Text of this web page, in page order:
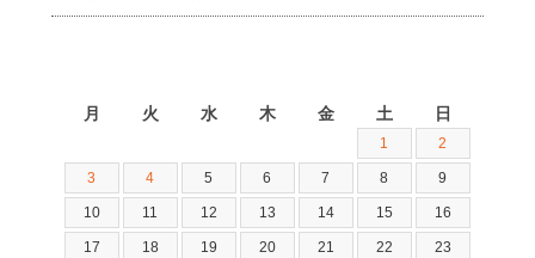
月 火 水 木 金 土 日
1 2
3 4 5 6 7 8 9
10 11 12 13 14 15 16
17 18 19 20 21 22 23